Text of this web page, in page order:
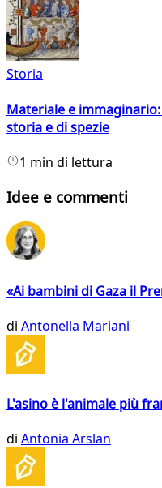
Storia
Materiale e
storia e di spezie
1 min di lettura
Idee e commenti
«Ai bambini di Gaza il
di Antonella Mariani
L'asino è l'animale più
di Antonia Arslan